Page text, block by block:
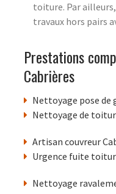
toiture. Par
travaux hors pairs
Prestations
Cabrières
Nettoyage pose de
Nettoyage de
Artisan couvreur
Urgence fuite
Nettoyage